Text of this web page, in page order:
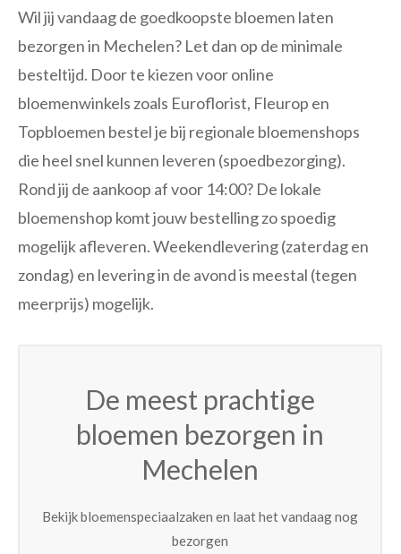
Wil jij vandaag de goedkoopste bloemen laten
bezorgen in Mechelen? Let dan op de minimale
besteltijd. Door te kiezen voor online
bloemenwinkels zoals Euroflorist, Fleurop en
Topbloemen bestel je bij regionale bloemenshops
die heel snel kunnen leveren (spoedbezorging).
Rond jij de aankoop af voor 14:00? De lokale
bloemenshop komt jouw bestelling zo spoedig
mogelijk afleveren. Weekendlevering (zaterdag en
zondag) en levering in de avond is meestal (tegen
meerprijs) mogelijk.
De meest prachtige
bloemen bezorgen in
Mechelen
Bekijk bloemenspeciaalzaken en laat het vandaag nog
bezorgen